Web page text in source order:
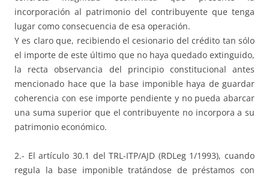
incorporación al patrimonio del contribuyente que tenga
lugar como consecuencia de esa operación.
Y es claro que, recibiendo el cesionario del crédito tan sólo
el importe de este último que no haya quedado extinguido,
la recta observancia del principio constitucional antes
mencionado hace que la base imponible haya de guardar
coherencia con ese importe pendiente y no pueda abarcar
una suma superior que el contribuyente no incorpora a su
patrimonio económico.
2.- El artículo 30.1 del TRL-ITP/AJD (RDLeg 1/1993), cuando
regula la base imponible tratándose de préstamos con